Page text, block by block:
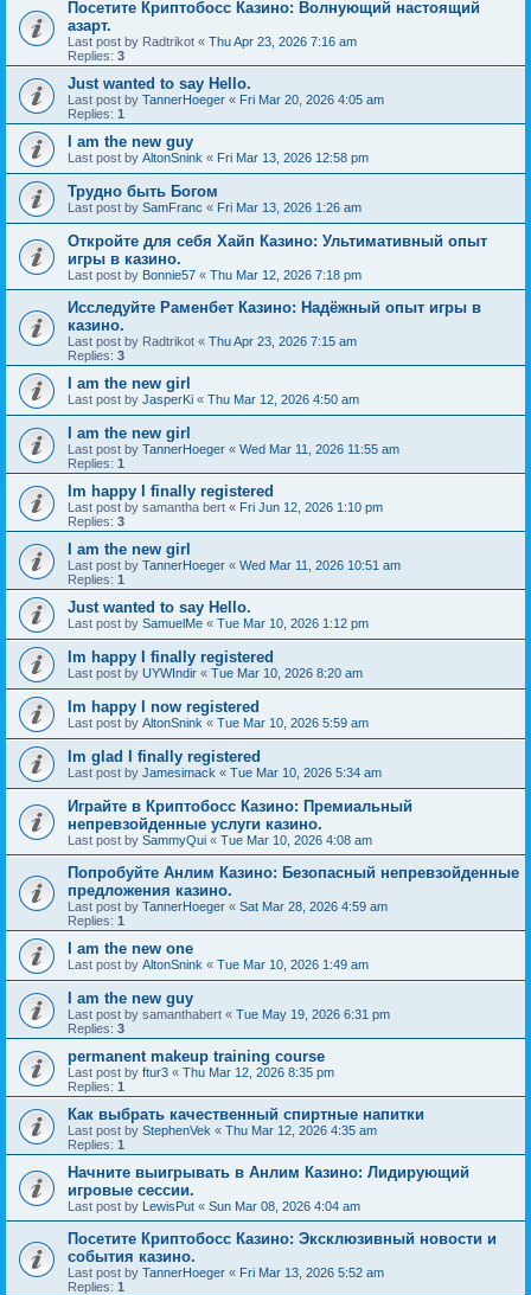
Посетите Криптобосс Казино: Волнующий настоящий
азарт.
Last post by Radtrikot « Thu Apr 23, 2026 7:16 am
Replies: 3
Just wanted to say Hello.
Last post by TannerHoeger « Fri Mar 20, 2026 4:05 am
Replies: 1
I am the new guy
Last post by AltonSnink « Fri Mar 13, 2026 12:58 pm
Трудно быть Богом
Last post by SamFranc « Fri Mar 13, 2026 1:26 am
Откройте для себя Хайп Казино: Ультимативный опыт
игры в казино.
Last post by Bonnie57 « Thu Mar 12, 2026 7:18 pm
Исследуйте Раменбет Казино: Надёжный опыт игры в
казино.
Last post by Radtrikot « Thu Apr 23, 2026 7:15 am
Replies: 3
I am the new girl
Last post by JasperKi « Thu Mar 12, 2026 4:50 am
I am the new girl
Last post by TannerHoeger « Wed Mar 11, 2026 11:55 am
Replies: 1
Im happy I finally registered
Last post by samantha bert « Fri Jun 12, 2026 1:10 pm
Replies: 3
I am the new girl
Last post by TannerHoeger « Wed Mar 11, 2026 10:51 am
Replies: 1
Just wanted to say Hello.
Last post by SamuelMe « Tue Mar 10, 2026 1:12 pm
Im happy I finally registered
Last post by UYWIndir « Tue Mar 10, 2026 8:20 am
Im happy I now registered
Last post by AltonSnink « Tue Mar 10, 2026 5:59 am
Im glad I finally registered
Last post by Jamesimack « Tue Mar 10, 2026 5:34 am
Играйте в Криптобосс Казино: Премиальный
непревзойденные услуги казино.
Last post by SammyQui « Tue Mar 10, 2026 4:08 am
Попробуйте Анлим Казино: Безопасный непревзойденные
предложения казино.
Last post by TannerHoeger « Sat Mar 28, 2026 4:59 am
Replies: 1
I am the new one
Last post by AltonSnink « Tue Mar 10, 2026 1:49 am
I am the new guy
Last post by samanthabert « Tue May 19, 2026 6:31 pm
Replies: 3
permanent makeup training course
Last post by ftur3 « Thu Mar 12, 2026 8:35 pm
Replies: 1
Как выбрать качественный спиртные напитки
Last post by StephenVek « Thu Mar 12, 2026 4:35 am
Replies: 1
Начните выигрывать в Анлим Казино: Лидирующий
игровые сессии.
Last post by LewisPut « Sun Mar 08, 2026 4:04 am
Посетите Криптобосс Казино: Эксклюзивный новости и
события казино.
Last post by TannerHoeger « Fri Mar 13, 2026 5:52 am
Replies: 1